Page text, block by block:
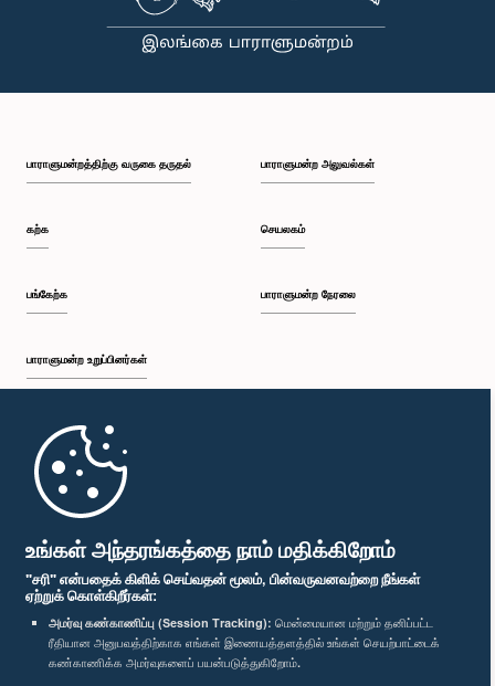
உங்கள் அந்தரங்கத்தை நாம் மதிக்கிறோம்
"சரி" என்பதைக் கிளிக் செய்வதன் மூலம், பின்வருவனவற்றை நீங்கள்
ஏற்றுக் கொள்கிறீர்கள்:
அமர்வு கண்காணிப்பு (Session Tracking): மென்மையான மற்றும் தனிப்பட்ட
ரீதியான அனுபவத்திற்காக எங்கள் இணையத்தளத்தில் உங்கள் செயற்பாட்டைக்
கண்காணிக்க அமர்வுகளைப் பயன்படுத்துகிறோம்.
பாராளுமன்றத்திற்கு வருகை தருதல்
கற்க
பங்கேற்க
பாராளுமன்ற உறுப்பினர்கள்
முதற்பக்கம்
பாராளுமன்ற அலுவல்கள்
செயலகம்
பாராளுமன்ற நேரலை
பாராளுமன்ற கையடக்க செயலி
எம்மை பின்தொடர்க :